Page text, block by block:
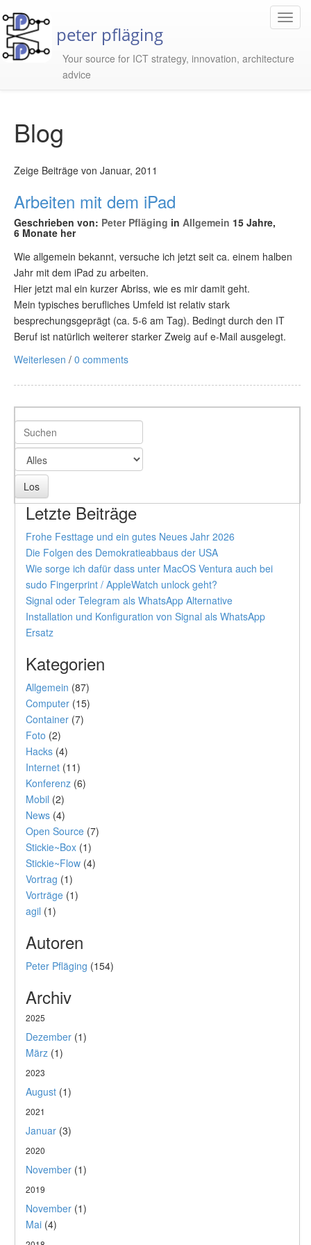
peter pfläging
Your source for ICT strategy, innovation, architecture
advice
Blog
Zeige Beiträge von Januar, 2011
Arbeiten mit dem iPad
Geschrieben von: Peter Pfläging in Allgemein 15 Jahre,
6 Monate her
Wie allgemein bekannt, versuche ich jetzt seit ca. einem halben
Jahr mit dem iPad zu arbeiten.
Hier jetzt mal ein kurzer Abriss, wie es mir damit geht.
Mein typisches berufliches Umfeld ist relativ stark
besprechungsgeprägt (ca. 5-6 am Tag). Bedingt durch den IT
Beruf ist natürlich weiterer starker Zweig auf e-Mail ausgelegt.
Weiterlesen / 0 comments
Letzte Beiträge
Frohe Festtage und ein gutes Neues Jahr 2026
Die Folgen des Demokratieabbaus der USA
Wie sorge ich dafür dass unter MacOS Ventura auch bei
sudo Fingerprint / AppleWatch unlock geht?
Signal oder Telegram als WhatsApp Alternative
Installation und Konfiguration von Signal als WhatsApp
Ersatz
Kategorien
Allgemein (87)
Computer (15)
Container (7)
Foto (2)
Hacks (4)
Internet (11)
Konferenz (6)
Mobil (2)
News (4)
Open Source (7)
Stickie~Box (1)
Stickie~Flow (4)
Vortrag (1)
Vorträge (1)
agil (1)
Autoren
Peter Pfläging (154)
Archiv
2025
Dezember (1)
März (1)
2023
August (1)
2021
Januar (3)
2020
November (1)
2019
November (1)
Mai (4)